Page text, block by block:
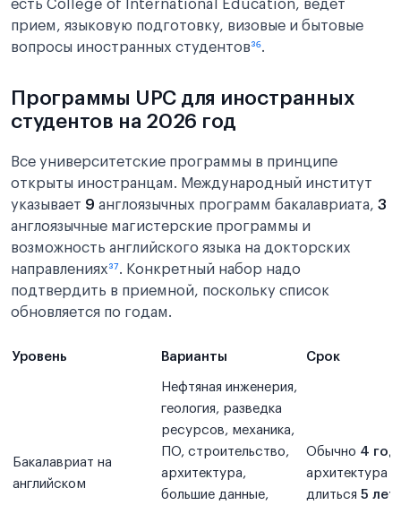
есть College of International Education, ведет
прием, языковую подготовку, визовые и бытовые
вопросы иностранных студентов³⁶.
Программы UPC для иностранных
студентов на 2026 год
Все университетские программы в принципе
открыты иностранцам. Международный институт
указывает 9 англоязычных программ бакалавриата, 3
англоязычные магистерские программы и
возможность английского языка на докторских
направлениях³⁷. Конкретный набор надо
подтвердить в приемной, поскольку список
обновляется по годам.
Уровень Варианты Срок
Бакалавриат на
английском
Нефтяная инженерия,
геология, разведка
ресурсов, механика,
ПО, строительство,
архитектура,
большие данные,
Обычно 4
архитектура
длиться 5 лет